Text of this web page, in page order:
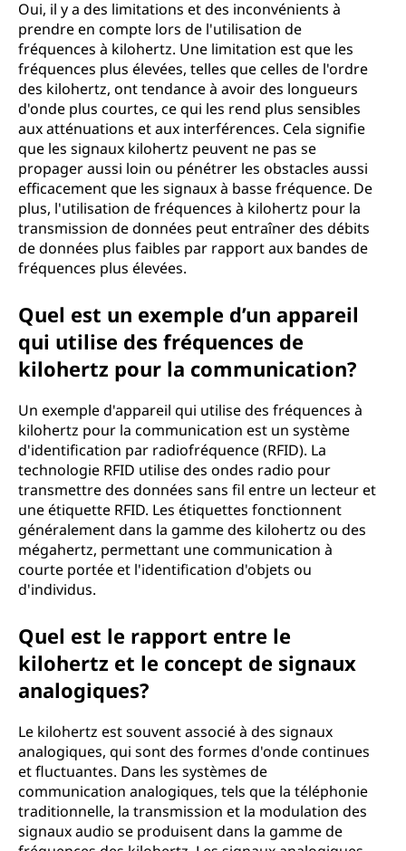
Oui, il y a des limitations et des inconvénients à
prendre en compte lors de l'utilisation de
fréquences à kilohertz. Une limitation est que les
fréquences plus élevées, telles que celles de l'ordre
des kilohertz, ont tendance à avoir des longueurs
d'onde plus courtes, ce qui les rend plus sensibles
aux atténuations et aux interférences. Cela signifie
que les signaux kilohertz peuvent ne pas se
propager aussi loin ou pénétrer les obstacles aussi
efficacement que les signaux à basse fréquence. De
plus, l'utilisation de fréquences à kilohertz pour la
transmission de données peut entraîner des débits
de données plus faibles par rapport aux bandes de
fréquences plus élevées.
Quel est un exemple d’un appareil
qui utilise des fréquences de
kilohertz pour la communication?
Un exemple d'appareil qui utilise des fréquences à
kilohertz pour la communication est un système
d'identification par radiofréquence (RFID). La
technologie RFID utilise des ondes radio pour
transmettre des données sans fil entre un lecteur et
une étiquette RFID. Les étiquettes fonctionnent
généralement dans la gamme des kilohertz ou des
mégahertz, permettant une communication à
courte portée et l'identification d'objets ou
d'individus.
Quel est le rapport entre le
kilohertz et le concept de signaux
analogiques?
Le kilohertz est souvent associé à des signaux
analogiques, qui sont des formes d'onde continues
et fluctuantes. Dans les systèmes de
communication analogiques, tels que la téléphonie
traditionnelle, la transmission et la modulation des
signaux audio se produisent dans la gamme de